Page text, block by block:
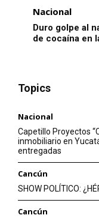
Nacional
Duro golpe al
de cocaína en
Topics
Nacional
Capetillo Proyectos
inmobiliario en
entregadas
Cancún
SHOW POLÍTICO:
Cancún